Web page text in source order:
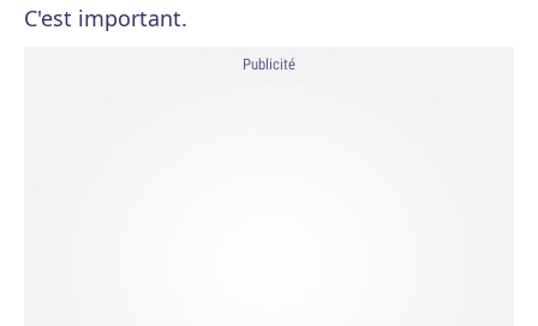
C'est important.
Publicité